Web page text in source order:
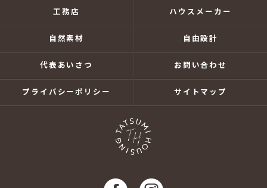
工務店 ハウスメーカー
自然素材 自由設計
代表あいさつ お問い合わせ
プライバシーポリシー サイトマップ